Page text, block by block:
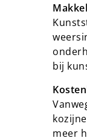
bij
meer